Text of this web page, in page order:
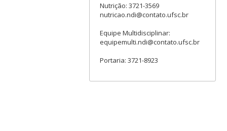
Nutrição: 3721-3569
nutricao.ndi@contato.ufsc.br
Equipe Multidisciplinar:
equipemulti.ndi@contato.ufsc.br
Portaria: 3721-8923